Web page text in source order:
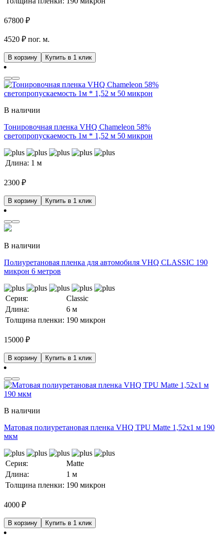
67800 ₽
4520 ₽ пог. м.
В корзину Купить в 1 клик
В наличии
Тонировочная пленка VHQ Chameleon 58%
светопропускаемость 1м * 1,52 м 50 микрон
Длина: 1 м
2300 ₽
В корзину Купить в 1 клик
В наличии
Полиуретановая пленка для автомобиля VHQ CLASSIC 190
микрон 6 метров
Серия:
Classic
Длина:
6 м
Толщина пленки: 190 микрон
15000 ₽
В корзину Купить в 1 клик
В наличии
Матовая полиуретановая пленка VHQ TPU Matte 1,52х1 м 190
мкм
Серия:
Matte
Длина:
1 м
Толщина пленки: 190 микрон
4000 ₽
В корзину Купить в 1 клик